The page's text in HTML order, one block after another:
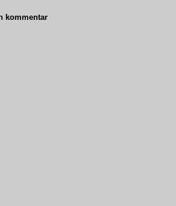
kommentar